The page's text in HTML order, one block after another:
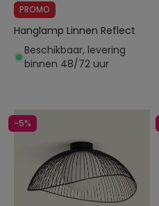
PROMO
Hanglamp Linnen Reflect
Beschikbaar, levering
binnen 48/72 uur
-5%